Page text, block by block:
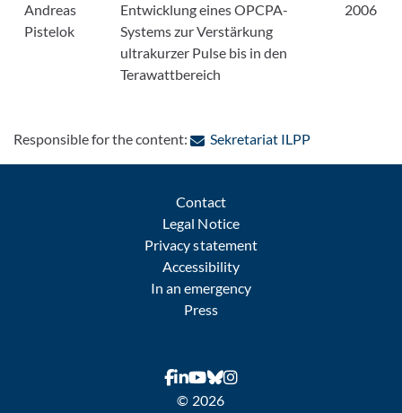
Andreas
Pistelok
Entwicklung eines OPCPA-
Systems zur Verstärkung
ultrakurzer Pulse bis in den
Terawattbereich
2006
Responsible for the content: Sekretariat ILPP: Contact by
Contact
Legal Notice
Privacy statement
Accessibility
In an emergency
Press
© 2026